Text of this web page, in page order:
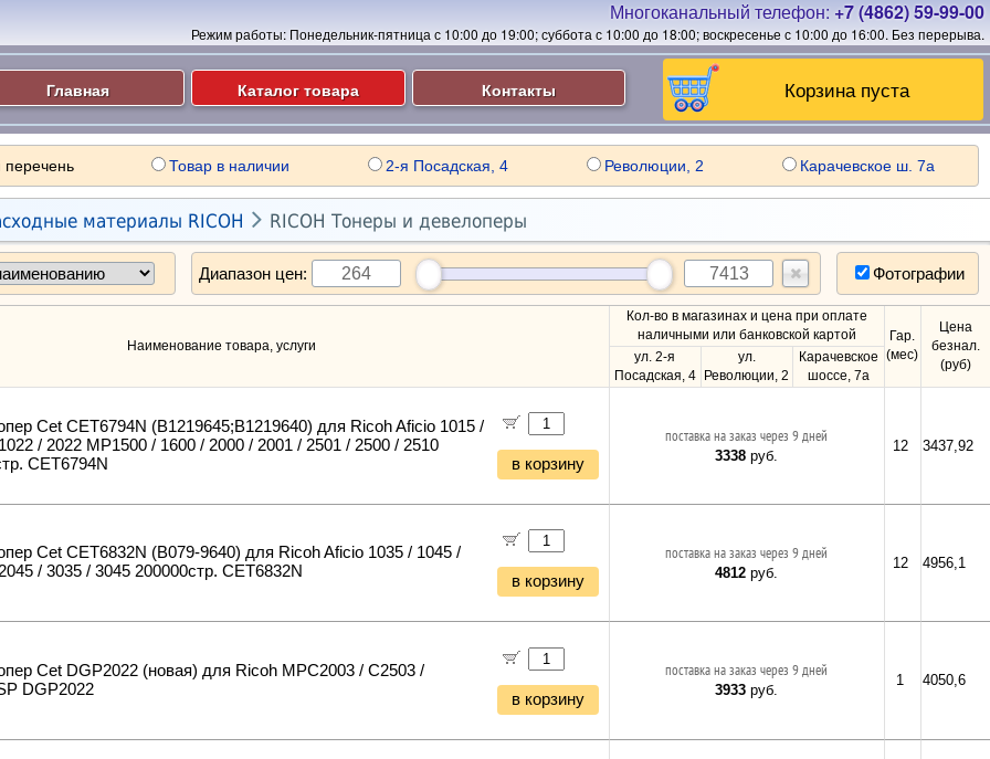
Многоканальный телефон: +7 (4862) 59-99-00
Режим работы: Понедельник-пятница с 10:00 до 19:00; суббота с 10:00 до 18:00; воскресенье с 10:00 до 16:00. Без перерыва.
Корзина пуста
Главная Каталог товара Контакты
Товар в наличии 2-я Посадская, 4 Революции, 2 Карачевское ш. 7а
материалы RICOH  RICOH Тонеры и девелоперы
Диапазон цен: Фотографии
Наименование товара, услуги
Кол-во в магазинах и цена при оплате
наличными или банковской картой
Гар.
(мес)
Цена
безнал.
(руб)
ул. 2-я
Посадская, 4
ул.
Революции, 2
Карачевское
шоссе, 7а
Cet CET6794N (B1219645;B1219640) для Ricoh Aficio 1015 /
/ 2022 MP1500 / 1600 / 2000 / 2001 / 2501 / 2500 / 2510
CET6794N
в корзину
поставка на заказ через 9 дней
3338 руб.
12 3437,92
Cet CET6832N (B079-9640) для Ricoh Aficio 1035 / 1045 /
/ 3035 / 3045 200000стр. CET6832N
в корзину
поставка на заказ через 9 дней
4812 руб.
12 4956,1
Cet DGP2022 (новая) для Ricoh MPC2003 / C2503 /
DGP2022
в корзину
поставка на заказ через 9 дней
3933 руб.
1 4050,6